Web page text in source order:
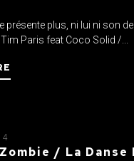
présente plus, ni lui ni son
Tim Paris feat Coco Solid /...
/ La Danse